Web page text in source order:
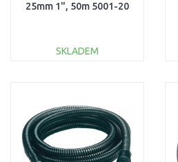
25mm 1", 50m 5001-20
SKLADEM
Porovnat